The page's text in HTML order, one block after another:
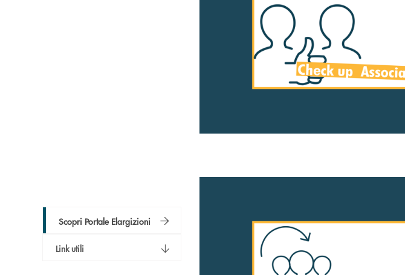
Scopri Portale Elargizioni
Link utili